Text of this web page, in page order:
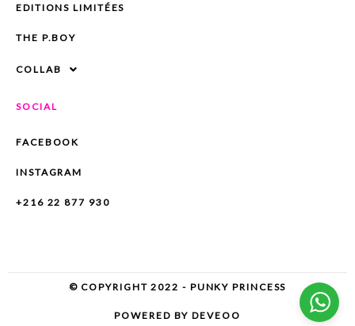
EDITIONS LIMITÉES
THE P.BOY
COLLAB
SOCIAL
FACEBOOK
INSTAGRAM
+216 22 877 930
© COPYRIGHT 2022 - PUNKY PRINCESS
POWERED BY DEVEOO